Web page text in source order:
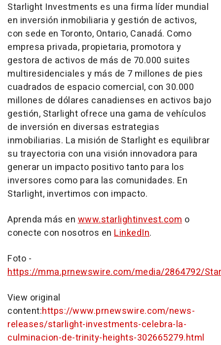
Starlight Investments es una firma líder mundial
en inversión inmobiliaria y gestión de activos,
con sede en Toronto, Ontario, Canadá. Como
empresa privada, propietaria, promotora y
gestora de activos de más de 70.000 suites
multiresidenciales y más de 7 millones de pies
cuadrados de espacio comercial, con 30.000
millones de dólares canadienses en activos bajo
gestión, Starlight ofrece una gama de vehículos
de inversión en diversas estrategias
inmobiliarias. La misión de Starlight es equilibrar
su trayectoria con una visión innovadora para
generar un impacto positivo tanto para los
inversores como para las comunidades. En
Starlight, invertimos con impacto.
Aprenda más enwww.starlightinvest.com o
conecte con nosotros en LinkedIn.
Foto -
https://mma.prnewswire.com/media/2864792/
View original
content:https://www.prnewswire.com/news-
releases/starlight-investments-celebra-la-
culminacion-de-trinity-heights-302665279.html